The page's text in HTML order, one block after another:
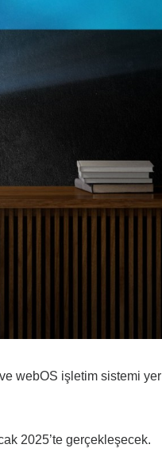
webOS işletim sistemi yer
2025’te gerçekleşecek.